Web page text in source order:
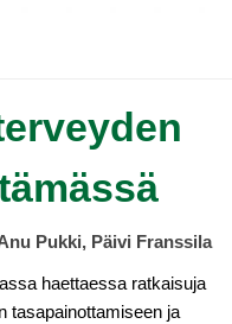
Pukki, Päivi Franssila
haettaessa ratkaisuja
tasapainottamiseen ja